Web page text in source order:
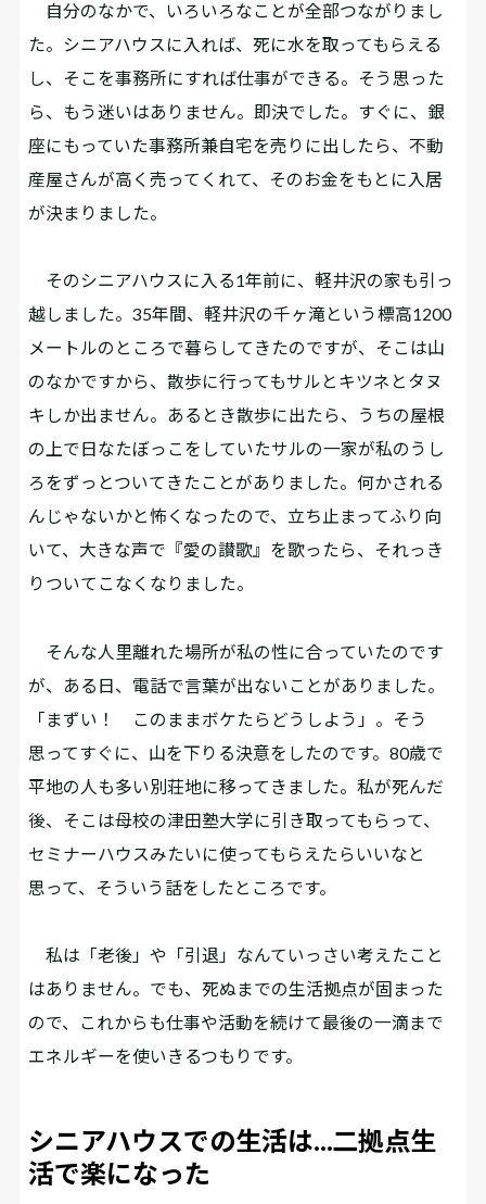
自分のなかで、いろいろなことが全部つながりまし
た。シニアハウスに入れば、死に水を取ってもらえる
し、そこを事務所にすれば仕事ができる。そう思った
ら、もう迷いはありません。即決でした。すぐに、銀
座にもっていた事務所兼自宅を売りに出したら、不動
産屋さんが高く売ってくれて、そのお金をもとに入居
が決まりました。
そのシニアハウスに入る1年前に、軽井沢の家も引っ
越しました。35年間、軽井沢の千ヶ滝という標高1200
メートルのところで暮らしてきたのですが、そこは山
のなかですから、散歩に行ってもサルとキツネとタヌ
キしか出ません。あるとき散歩に出たら、うちの屋根
の上で日なたぼっこをしていたサルの一家が私のうし
ろをずっとついてきたことがありました。何かされる
んじゃないかと怖くなったので、立ち止まってふり向
いて、大きな声で『愛の讃歌』を歌ったら、それっき
りついてこなくなりました。
そんな人里離れた場所が私の性に合っていたのです
が、ある日、電話で言葉が出ないことがありました。
「まずい！ このままボケたらどうしよう」。そう
思ってすぐに、山を下りる決意をしたのです。80歳で
平地の人も多い別荘地に移ってきました。私が死んだ
後、そこは母校の津田塾大学に引き取ってもらって、
セミナーハウスみたいに使ってもらえたらいいなと
思って、そういう話をしたところです。
私は「老後」や「引退」なんていっさい考えたこと
はありません。でも、死ぬまでの生活拠点が固まった
ので、これからも仕事や活動を続けて最後の一滴まで
エネルギーを使いきるつもりです。
シニアハウスでの生活は…二拠点生
活で楽になった